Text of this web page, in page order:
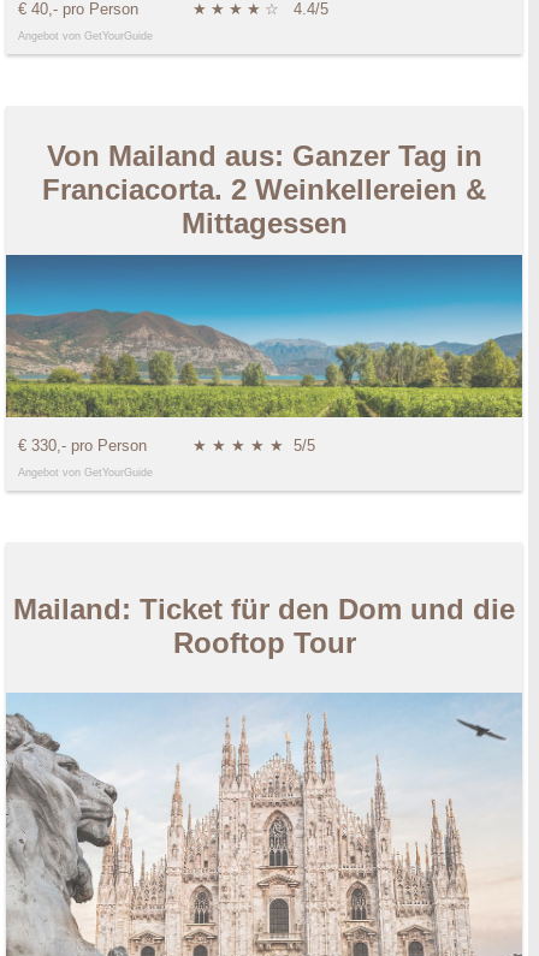
€ 40,- pro Person ★ ★ ★ ★ ☆ 4.4/5
Angebot von GetYourGuide
Von Mailand aus: Ganzer Tag in
Franciacorta. 2 Weinkellereien &
Mittagessen
€ 330,- pro Person ★ ★ ★ ★ ★ 5/5
Angebot von GetYourGuide
Mailand: Ticket für den Dom und die
Rooftop Tour